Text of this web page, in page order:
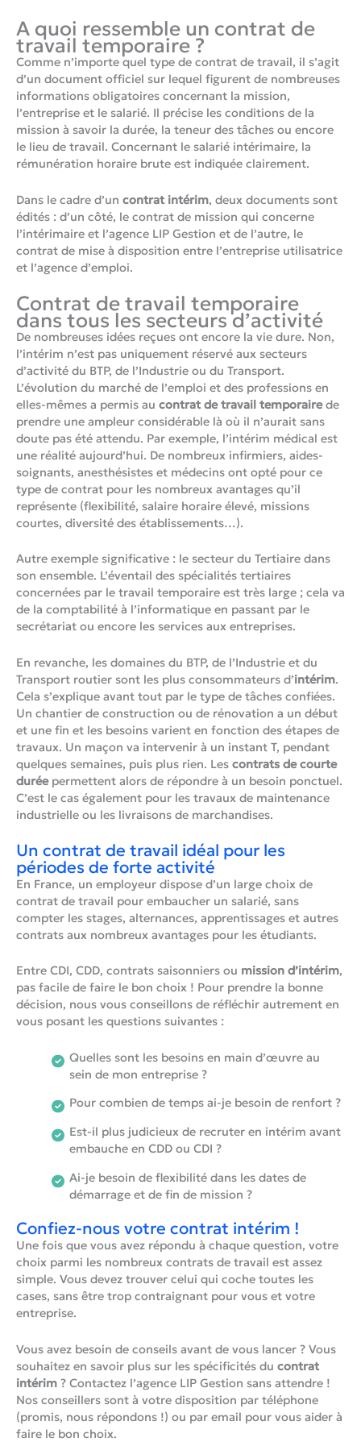
A quoi ressemble un contrat de
travail temporaire ?
Comme n’importe quel type de contrat de travail, il s’agit
d’un document officiel sur lequel figurent de nombreuses
informations obligatoires concernant la mission,
l’entreprise et le salarié. Il précise les conditions de la
mission à savoir la durée, la teneur des tâches ou encore
le lieu de travail. Concernant le salarié intérimaire, la
rémunération horaire brute est indiquée clairement.
Dans le cadre d’un contrat intérim, deux documents sont
édités : d’un côté, le contrat de mission qui concerne
l’intérimaire et l’agence LIP Gestion et de l’autre, le
contrat de mise à disposition entre l’entreprise utilisatrice
et l’agence d’emploi.
Contrat de travail temporaire
dans tous les secteurs d’activité
De nombreuses idées reçues ont encore la vie dure. Non,
l’intérim n’est pas uniquement réservé aux secteurs
d’activité du BTP, de l’Industrie ou du Transport.
L’évolution du marché de l’emploi et des professions en
elles-mêmes a permis au contrat de travail temporairede
prendre une ampleur considérable là où il n’aurait sans
doute pas été attendu. Par exemple, l’intérim médical est
une réalité aujourd’hui. De nombreux infirmiers, aides-
soignants, anesthésistes et médecins ont opté pour ce
type de contrat pour les nombreux avantages qu’il
représente (flexibilité, salaire horaire élevé, missions
courtes, diversité des établissements…).
Autre exemple significative : le secteur du Tertiaire dans
son ensemble. L’éventail des spécialités tertiaires
concernées par le travail temporaire est très large ; cela va
de la comptabilité à l’informatique en passant par le
secrétariat ou encore les services aux entreprises.
En revanche, les domaines du BTP, de l’Industrie et du
Transport routier sont les plus consommateurs d’intérim.
Cela s’explique avant tout par le type de tâches confiées.
Un chantier de construction ou de rénovation a un début
et une fin et les besoins varient en fonction des étapes de
travaux. Un maçon va intervenir à un instant T, pendant
quelques semaines, puis plus rien. Les contrats de courte
duréepermettent alors de répondre à un besoin ponctuel.
C’est le cas également pour les travaux de maintenance
industrielle ou les livraisons de marchandises.
Un contrat de travail idéal pour les
périodes de forte activité
En France, un employeur dispose d’un large choix de
contrat de travail pour embaucher un salarié, sans
compter les stages, alternances, apprentissages et autres
contrats aux nombreux avantages pour les étudiants.
Entre CDI, CDD, contrats saisonniers ou mission d’intérim,
pas facile de faire le bon choix ! Pour prendre la bonne
décision, nous vous conseillons de réfléchir autrement en
vous posant les questions suivantes :
Quelles sont les besoins en main d’œuvre au
sein de mon entreprise ?
Pour combien de temps ai-je besoin de renfort ?
Est-il plus judicieux de recruter en intérim avant
embauche en CDD ou CDI ?
Ai-je besoin de flexibilité dans les dates de
démarrage et de fin de mission ?
Confiez-nous votre contrat intérim !
Une fois que vous avez répondu à chaque question, votre
choix parmi les nombreux contrats de travail est assez
simple. Vous devez trouver celui qui coche toutes les
cases, sans être trop contraignant pour vous et votre
entreprise.
Vous avez besoin de conseils avant de vous lancer ? Vous
souhaitez en savoir plus sur les spécificités du contrat
intérim ? Contactez l’agence LIP Gestion sans attendre !
Nos conseillers sont à votre disposition par téléphone
(promis, nous répondons !) ou par email pour vous aider à
faire le bon choix.